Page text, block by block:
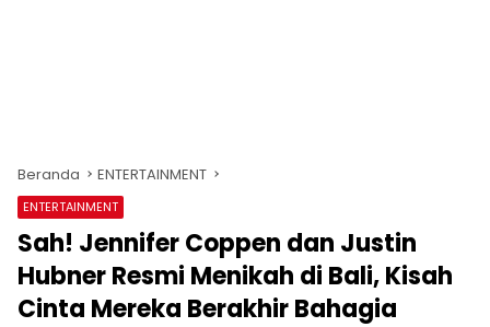
Beranda ENTERTAINMENT
ENTERTAINMENT
Sah! Jennifer Coppen dan Justin
Hubner Resmi Menikah di Bali, Kisah
Cinta Mereka Berakhir Bahagia